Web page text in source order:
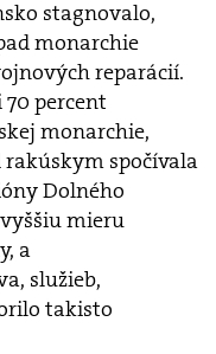
stagnovalo,
monarchie
reparácií.
percent
monarchie,
spočívala
Dolného
mieru
a
služieb,
takisto